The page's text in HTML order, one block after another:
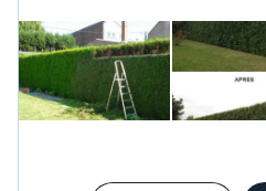
ravalement façade -Peinture
étanchéité toiture- pose velux